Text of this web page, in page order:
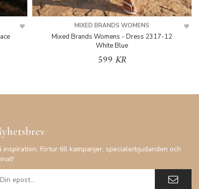
MIXED BRANDS WOMENS
Mixed Brands Womens - Dress 2317-12
White Blue
599 KR
inspiration, förtur till kampanjer, specialerbjudanden och